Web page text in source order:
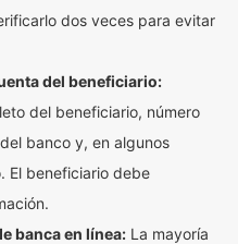
dos veces para evitar
del beneficiario:
del beneficiario, número
banco y, en algunos
El beneficiario debe
banca en línea: La mayoría